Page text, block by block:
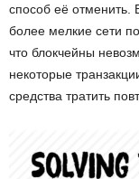
способ её отменить.
более мелкие сети
что блокчейны
некоторые
средства тратить